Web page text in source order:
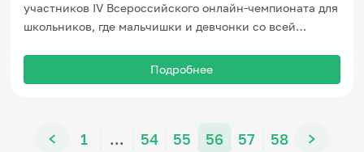
участников IV Всероссийского онлайн-чемпионата для
школьников, где мальчишки и девчонки со всей
Подробнее
1 … 54 55 56 57 58